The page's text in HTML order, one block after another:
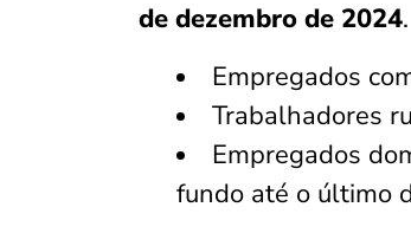
de dezembro de 2024
Empregados
Trabalhadores
Empregados
fundo até o último